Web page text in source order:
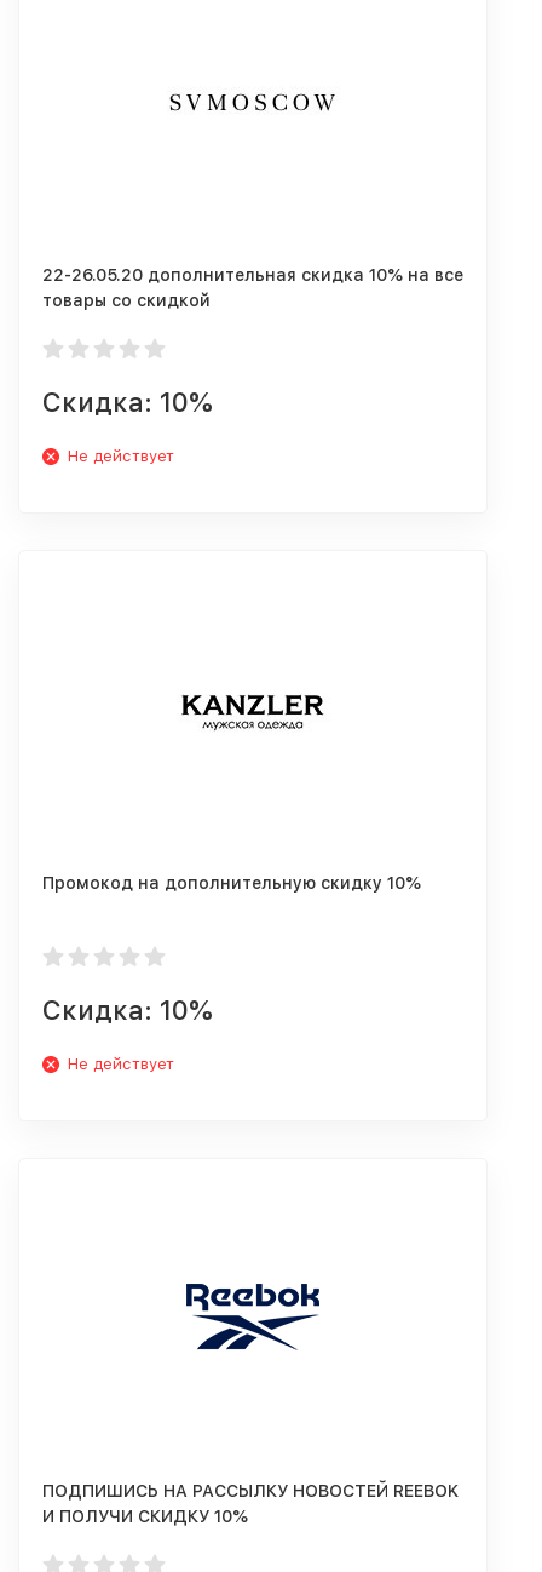
22-26.05.20 дополнительная скидка 10% на все
товары со скидкой
Скидка: 10%
Не действует
Промокод на дополнительную скидку 10%
Скидка: 10%
Не действует
ПОДПИШИСЬ НА РАССЫЛКУ НОВОСТЕЙ REEBOK
И ПОЛУЧИ СКИДКУ 10%